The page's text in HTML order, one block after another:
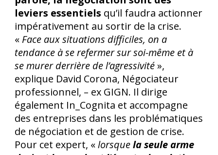
leviers essentiels qu’il faudra actionner
impérativement au sortir de la crise.
« Face aux situations difficiles, on a
tendance à se refermer sur soi-même et à
se murer derrière de l’agressivité»,
explique David Corona, Négociateur
professionnel, – ex GIGN. Il dirige
également In_Cognita et accompagne
des entreprises dans les problématiques
de négociation et de gestion de crise.
Pour cet expert, «lorsquela seule arme